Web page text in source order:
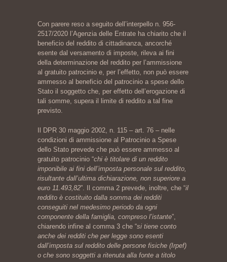
Con parere reso a seguito dell’interpello n. 956-
2517/2020 l’Agenzia delle Entrate ha chiarito che il
beneficio del reddito di cittadinanza, ancorché
esente dal versamento di imposte, rileva ai fini
della determinazione del reddito per l’ammissione
al gratuito patrocinio e, per l’effetto, non può essere
ammesso al beneficio del patrocinio a spese dello
Stato il soggetto che, per effetto dell’erogazione di
tali somme, supera il limite di reddito a tal fine
previsto.
Il DPR 30 maggio 2002, n. 115 – art. 76 – nelle
condizioni di ammissione al Patrocinio a Spese
dello Stato prevede che può essere ammesso al
gratuito patrocinio “chi è titolare di un reddito
imponibile ai fini dell’imposta personale sul reddito,
risultante dall’ultima dichiarazione, non superiore a
euro 11.493,82”. Il comma 2 prevede, inoltre, che “il
reddito è costituito dalla somma dei redditi
conseguiti nel medesimo periodo da ogni
componente della famiglia, compreso l’istante”,
chiarendo infine al comma 3 che “si tiene conto
anche dei redditi che per legge sono esenti
dall’imposta sul reddito delle persone fisiche (Irpef)
o che sono soggetti a ritenuta alla fonte a titolo